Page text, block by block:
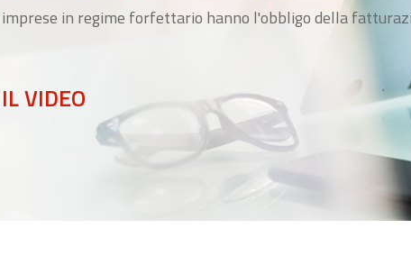
in regime forfettario hanno l'obbligo della
VIDEO